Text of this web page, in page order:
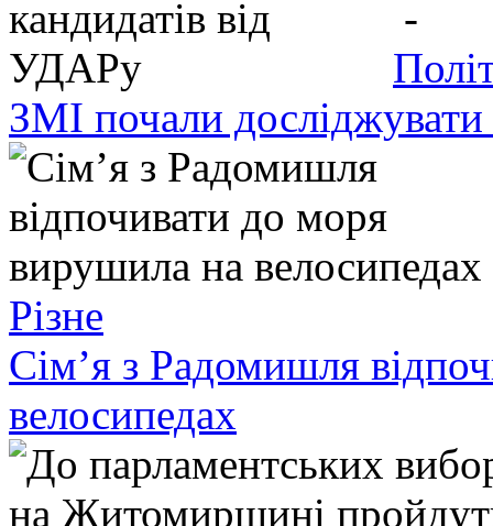
-
ЗМІ почали
Різне
Сім’я з Радомишля
велосипедах